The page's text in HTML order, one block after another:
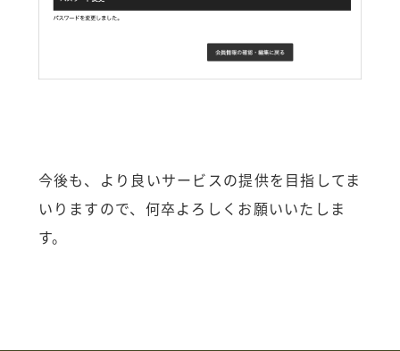
今後も、より良いサービスの提供を目指してま
いりますので、何卒よろしくお願いいたしま
す。